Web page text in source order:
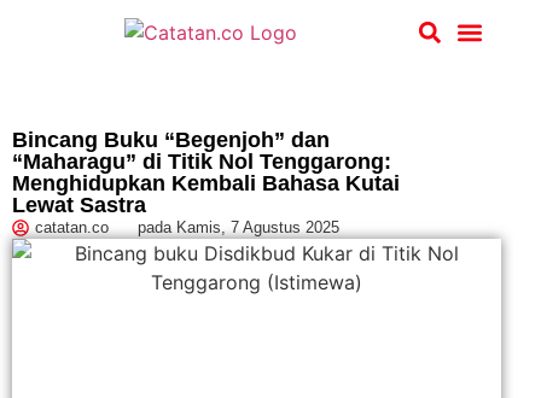
Bincang Buku “Begenjoh” dan
“Maharagu” di Titik Nol Tenggarong:
Menghidupkan Kembali Bahasa Kutai
Lewat Sastra
catatan.co pada Kamis, 7 Agustus 2025